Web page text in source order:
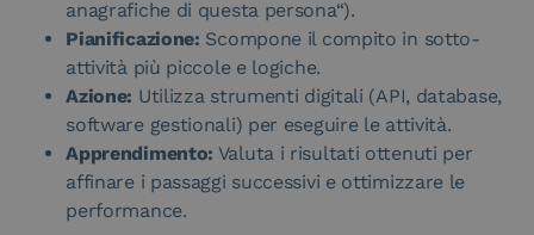
anagrafiche di questa persona“).
Pianificazione: Scompone il compito in sotto-
attività più piccole e logiche.
Azione: Utilizza strumenti digitali (API, database,
software gestionali) per eseguire le attività.
Apprendimento: Valuta i risultati ottenuti per
affinare i passaggi successivi e ottimizzare le
performance.